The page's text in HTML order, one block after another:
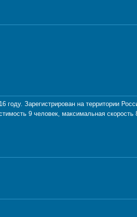
Зарегистрирован на территории
9 человек, максимальная скорость